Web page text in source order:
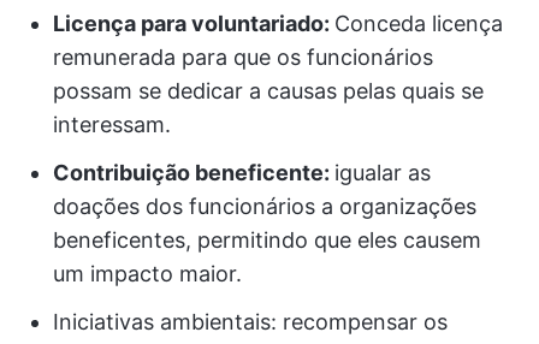
Licença para voluntariado: Conceda licença
remunerada para que os funcionários
possam se dedicar a causas pelas quais se
interessam.
Contribuição beneficente: igualar as
doações dos funcionários a organizações
beneficentes, permitindo que eles causem
um impacto maior.
Iniciativas ambientais: recompensar os